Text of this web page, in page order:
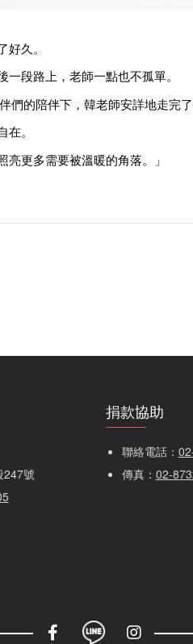
久。
段路上，老師一點也不孤單。
的陪伴下，韓老師安詳地走完
。
更多需要被溫暖的角落。」
247號
捐款協助
聯絡電話：
傳真： 02-